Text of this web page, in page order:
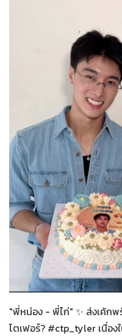
14-03-2569 ทั่วไป
"พี่หน่อง - พี่ไก่" ✨ ส่งเค้ก
โตเฟอร์? #ctp_tyler เนื่อง